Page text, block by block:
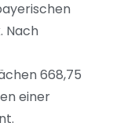
Nach
668,75
einer